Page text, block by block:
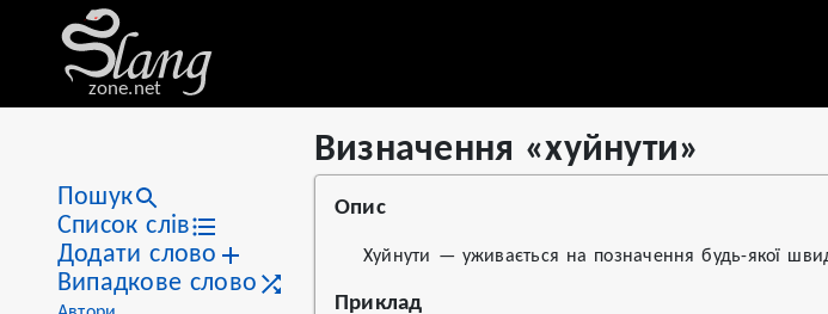
zone.net
Пошук
Список слів
Додати слово
Випадкове слово
Визначення «хуйнути»
Визначення «хуйнути»
Stat
Value
Views
15
Definitions
First seen
2022
Опис
Хуйнути — уживається на позначення будь-якої
Приклад